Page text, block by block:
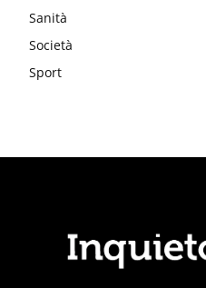
Sanità
Società
Sport